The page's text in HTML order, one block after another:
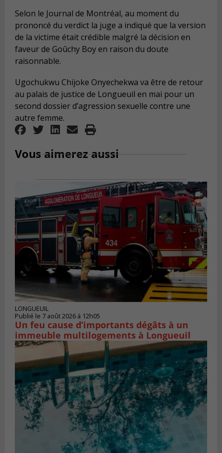
Selon le Journal de Montréal, au moment du
prononcé du verdict la juge a indiqué que la version
de la victime était crédible malgré la décision en
faveur de Goûchy Boy en raison du doute
raisonnable.
Ugochukwu Chijoke Onyechekwa va être de retour
au palais de justice de Longueuil en mai pour un
second dossier d’agression sexuelle contre une
autre femme.
Vous aimerez aussi
LONGUEUIL
Publié le 7 août 2026 à 12h05
Un feu cause d’importants dégâts à un
immeuble multilogements à Longueuil